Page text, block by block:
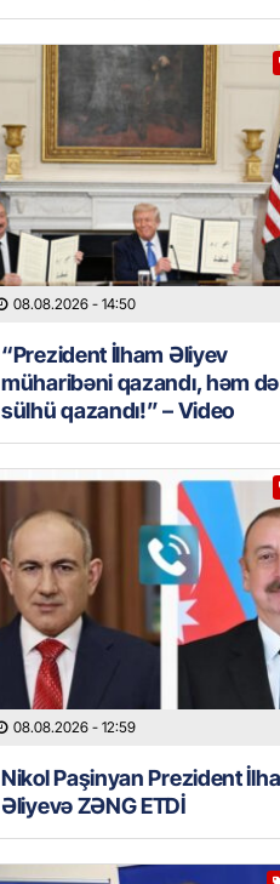
08.08.2026 - 14:50
“Prezident İlham Əliyev
müharibəni qazandı, həm də
sülhü qazandı!” – Video
08.08.2026 - 12:59
Nikol Paşinyan Prezident
Əliyevə ZƏNG ETDİ